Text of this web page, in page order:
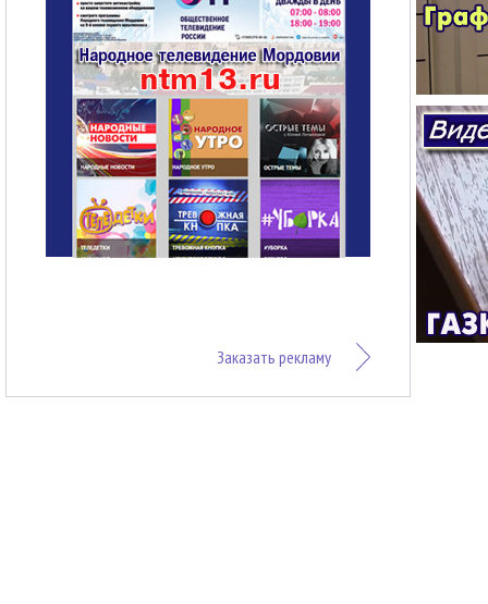
Заказать рекламу